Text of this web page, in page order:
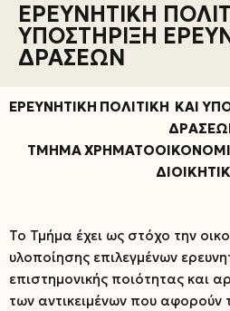
ΕΡΕΥΝΗΤΙΚΗ
ΥΠΟΣΤΗΡΙΞΗ
ΔΡΑΣΕΩΝ
ΕΡΕΥΝΗΤΙΚΗ ΠΟΛΙΤΙΚΗ ΚΑΙ
ΤΜΗΜΑ
Το Τμήμα έχει ως στόχο την
υλοποίησης επιλεγμένων
επιστημονικής ποιότητας και
των αντικειμένων που